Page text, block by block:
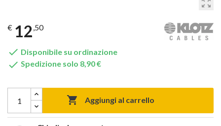
zoom_out_map
€ 12,50
 Disponibile su ordinazione
 Spedizione solo 8,90 €
 Aggiungi al carrello